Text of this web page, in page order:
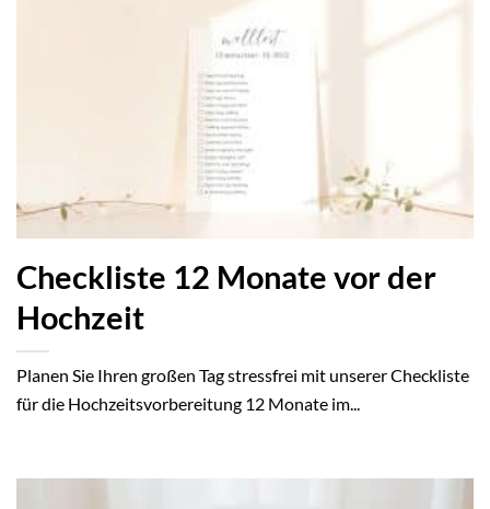
Checkliste 12 Monate vor der
Hochzeit
Planen Sie Ihren großen Tag stressfrei mit unserer Checkliste
für die Hochzeitsvorbereitung 12 Monate im...